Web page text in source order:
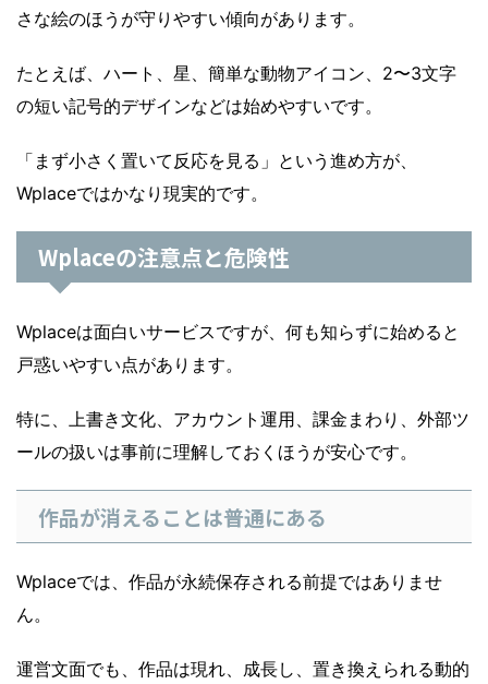
さな絵のほうが守りやすい傾向があります。
たとえば、ハート、星、簡単な動物アイコン、2〜3文字
の短い記号的デザインなどは始めやすいです。
「まず小さく置いて反応を見る」という進め方が、
Wplaceではかなり現実的です。
Wplaceの注意点と危険性
Wplaceは面白いサービスですが、何も知らずに始めると
戸惑いやすい点があります。
特に、上書き文化、アカウント運用、課金まわり、外部ツ
ールの扱いは事前に理解しておくほうが安心です。
作品が消えることは普通にある
Wplaceでは、作品が永続保存される前提ではありませ
ん。
運営文面でも、作品は現れ、成長し、置き換えられる動的